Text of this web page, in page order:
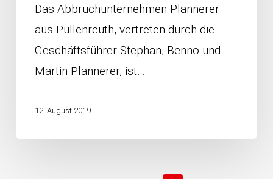
Firma
Plannerer
GmbH
Das Abbruchunternehmen Plannerer
aus Pullenreuth, vertreten durch die
Geschäftsführer Stephan, Benno und
Martin Plannerer, ist…
12. August 2019